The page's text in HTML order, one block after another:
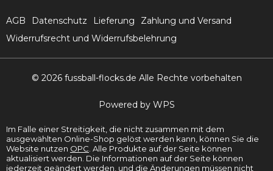
AGB Datenschutz Lieferung
Zahlung und Versand
Widerrufsrecht und Widerrufsbelehrung
© 2026 fussball-flocks.de Alle Rechte vorbehalten
Powered by WPS
Im Falle einer Streitigkeit, die nicht zusammen mit dem
ausgewählten Online-Shop gelöst werden kann, können Sie die
Website nutzen ОРС . Alle Produkte auf der Seite können
aktualisiert werden. Die Informationen auf der Seite können
jederzeit geändert werden, und die Änderungen müssen nicht